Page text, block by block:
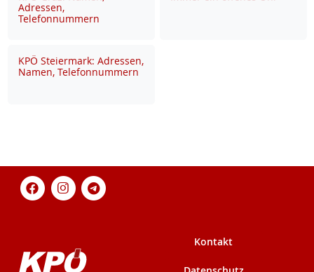
Adressen,
Telefonnummern
KPÖ Steiermark: Adressen,
Namen, Telefonnummern
Kontakt